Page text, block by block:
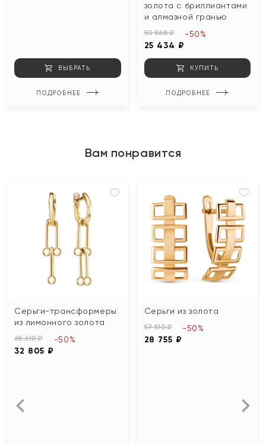
ВЫБРАТЬ
ПОДРОБНЕЕ
золота с бриллиантами
и алмазной гранью
50 868 ₽
25 434 ₽
-50%
КУПИТЬ
ПОДРОБНЕЕ
Вам понравится
Серьги-трансформеры
из лимонного золота
65 610 ₽
32 805 ₽
-50%
Серьги из золота
57 510 ₽
28 755 ₽
-50%